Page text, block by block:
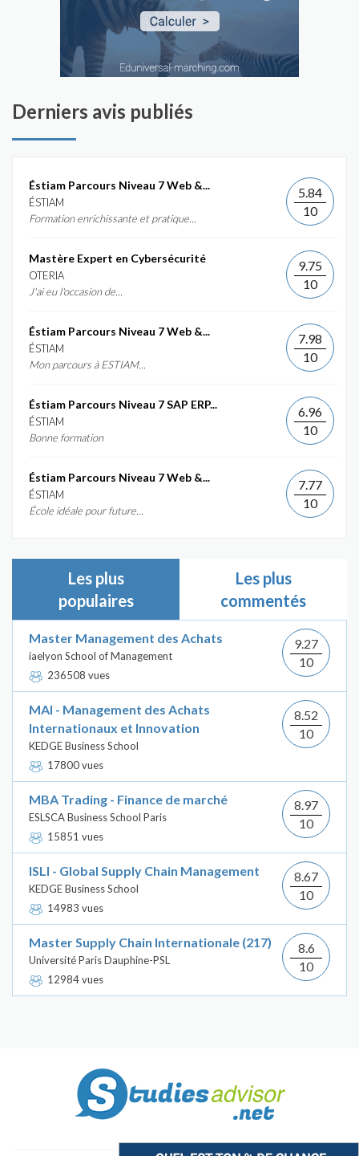
Derniers avis publiés
Éstiam Parcours Niveau 7 Web &...
ÉSTIAM
Formation enrichissante et pratique...
5.84
10
Mastère Expert en Cybersécurité
OTERIA
J'ai eu l'occasion de...
9.75
10
Éstiam Parcours Niveau 7 Web &...
ÉSTIAM
Mon parcours à ESTIAM...
7.98
10
Éstiam Parcours Niveau 7 SAP ERP...
ÉSTIAM
Bonne formation
6.96
10
Éstiam Parcours Niveau 7 Web &...
ÉSTIAM
École idéale pour future...
7.77
10
Les plus
populaires
Les plus
commentés
Master Management des Achats
iaelyon School of Management
236508 vues
9.27
10
MAI - Management des Achats
Internationaux et Innovation
KEDGE Business School
17800 vues
8.52
10
MBA Trading - Finance de marché
ESLSCA Business School Paris
15851 vues
8.97
10
ISLI - Global Supply Chain Management
KEDGE Business School
14983 vues
8.67
10
Master Supply Chain Internationale (217)
Université Paris Dauphine-PSL
12984 vues
8.6
10